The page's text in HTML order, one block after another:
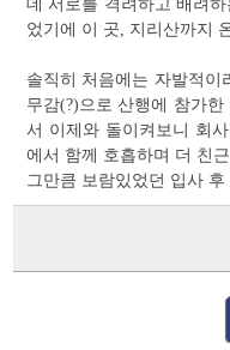
데 서로를 격려하고 배려
었기에 이 곳, 지리산까지
솔직히 처음에는 자발적이
무감(?)으로 산행에 참가
서 이제와 돌이켜보니 회
에서 함께 호흡하며 더 친
그만큼 보람있었던 입사